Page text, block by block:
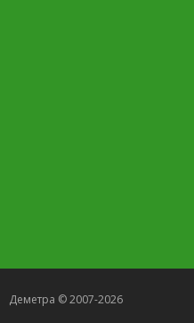
Деметра © 2007-2026